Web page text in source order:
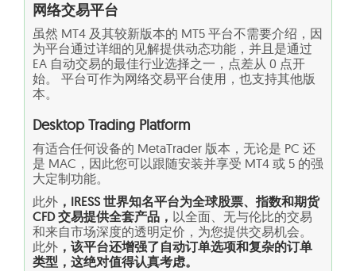
网络交易平台
虽然 MT4 及其较新版本的 MT5 平台不需要介绍，因
为平台通过详细的见解提供动态功能，并且是通过
EA 自动交易的最佳行业选择之一，点差从 0 点开
始。 平台可作为网络交易平台使用，也支持其他版
本。
Desktop Trading Platform
有适合任何设备的 MetaTrader 版本，无论是 PC 还
是 MAC，因此您可以跟随安装并享受 MT4 或 5 的强
大定制功能。
此外 ，IRESS 世界知名平台为全球股票、指数和期货
CFD 交易提供全套产品， 以全面、无与伦比的交易
和来自市场深度的透明定价，为您提供交易机会。
此外 ，该平台还增强了自动订单选项和复杂的订单
类型，这绝对值得认真考虑。